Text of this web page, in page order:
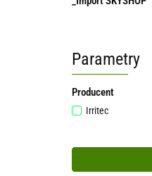
Parametry
Producent
Irritec